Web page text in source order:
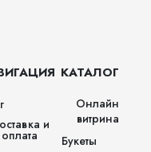
и
оплата
КАТАЛОГ
Онлайн
витрина
Букеты